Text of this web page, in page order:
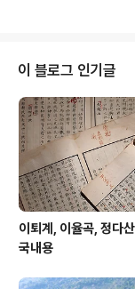
화랑 관련 기록에 도교 흔
풍류 사상을 중국식 도교
는다"는 진단뿐이었다. 선
법사도 애초에는 오두미
기록을 보면 명백하다.
이끄는 무리가 오두..
이 블로그 인기글
이퇴계, 이율곡, 정다
국내용